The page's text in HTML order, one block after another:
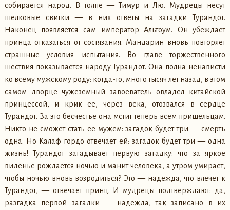
собирается народ. В толпе — Тимур и Лю. Мудрецы несут
шелковые свитки — в них ответы на загадки Турандот.
Наконец появляется сам император Альтоум. Он убеждает
принца отказаться от состязания. Мандарин вновь повторяет
страшные условия испытания. Во главе торжественного
шествия показывается народу Турандот. Она полна ненависти
ко всему мужскому роду: когда-то, много тысяч лет назад, в этом
самом дворце чужеземный завоеватель овладел китайской
принцессой, и крик ее, через века, отозвался в сердце
Турандот. За это бесчестье она мстит теперь всем пришельцам.
Никто не сможет стать ее мужем: загадок будет три — смерть
одна. Но Калаф гордо отвечает ей: загадок будет три — одна
жизнь! Турандот загадывает первую загадку: что за яркое
виденье рождается ночью и манит человека, а утром умирает,
чтобы ночью вновь возродиться? Это — надежда, что влечет к
Турандот, — отвечает принц. И мудрецы подтверждают: да,
разгадка первой загадки — надежда, так записано в их